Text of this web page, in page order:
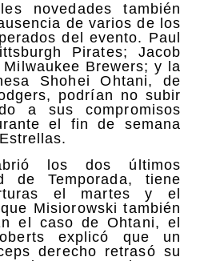
novedades también
de varios de los
del evento. Paul
Pirates; Jacob
Brewers; y la
Shohei Ohtani, de
podrían no subir
a sus compromisos
el fin de semana
los dos últimos
de Temporada, tiene
el martes y el
Misiorowski también
el caso de Ohtani, el
explicó que un
derecho retrasó su